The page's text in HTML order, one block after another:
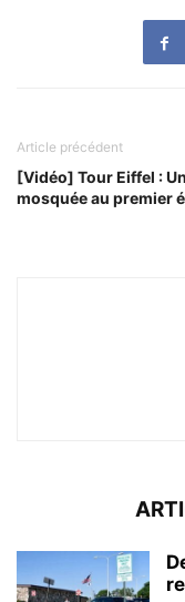
Article précédent
[Vidéo] Tour Eiffel :
mosquée au premier